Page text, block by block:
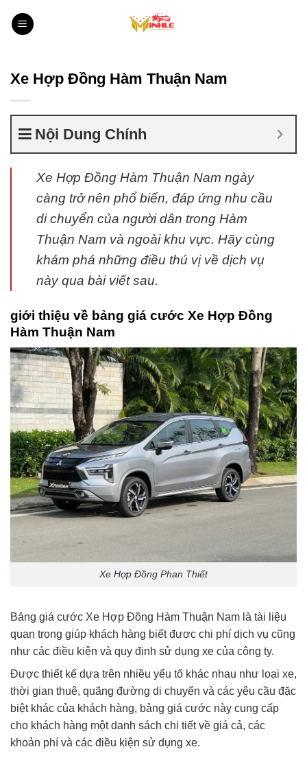
qua
Xe Hợp Đồng Hàm Thuận Nam
Nội Dung Chính
Xe Hợp Đồng Hàm Thuận Nam ngày
càng trở nên phổ biến, đáp ứng nhu cầu
di chuyển của người dân trong Hàm
Thuận Nam và ngoài khu vực. Hãy cùng
khám phá những điều thú vị về dịch vụ
này qua bài viết sau.
giới thiệu về bảng giá cước Xe Hợp Đồng
Hàm Thuận Nam
Xe Hợp Đồng Phan Thiết
Bảng giá cước Xe Hợp Đồng Hàm Thuận Nam là tài liệu
quan trọng giúp khách hàng biết được chi phí dịch vụ cũng
như các điều kiện và quy định sử dụng xe của công ty.
Được thiết kế dựa trên nhiều yếu tố khác nhau như loại xe,
thời gian thuê, quãng đường di chuyển và các yêu cầu đặc
biệt khác của khách hàng, bảng giá cước này cung cấp
cho khách hàng một danh sách chi tiết về giá cả, các
khoản phí và các điều kiện sử dụng xe.